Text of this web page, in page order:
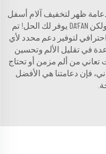
ظهر لتخفيف آلام أسفل
الظهر أمرًا مؤلمًا لكل واحد منا، ولكن DA'FAN يوفر لك الحل! تم
لتوفير دعم محدد لأي
في تقليل الألم وتحسين
من ألم مزمن أو تحتاج
فإن دعامتنا هي الأفضل